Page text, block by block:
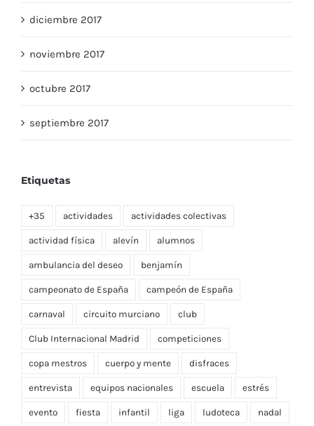
diciembre 2017
noviembre 2017
octubre 2017
septiembre 2017
Etiquetas
+35 actividades actividades colectivas
actividad física alevín alumnos
ambulancia del deseo benjamín
campeonato de España campeón de España
carnaval circuito murciano club
Club Internacional Madrid competiciones
copa mestros cuerpo y mente disfraces
entrevista equipos nacionales escuela estrés
evento fiesta infantil liga ludoteca nadal